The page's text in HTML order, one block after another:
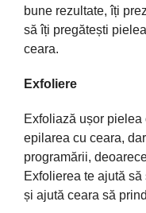
bune rezultate, îți
să îți pregătești
ceara.
Exfoliere
Exfoliază ușor
epilarea cu ceara,
programării,
Exfolierea te ajută
și ajută ceara să